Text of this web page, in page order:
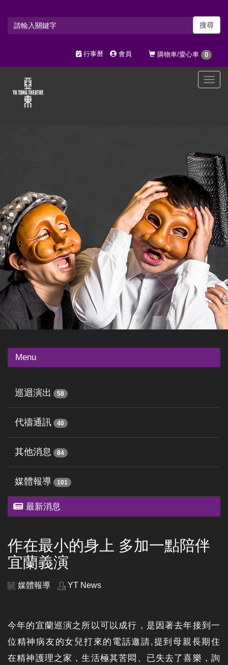
搜尋
購物車/愛心車 0
行事曆 會員
選
Menu
巡迴演出 58
代禱通訊 40
其他消息 84
媒體報導 101
最新消息
作在最小的身上 多加一點陪伴
宜蘭義演
媒體報導 YT News
今年的宜蘭巡演之所以可以成行，是因著去年接到一
位精神病友的女兒打來的電話邀請,提到母親長期住
在精神護理之家，生活極其苦悶、已失去了喜樂，詢